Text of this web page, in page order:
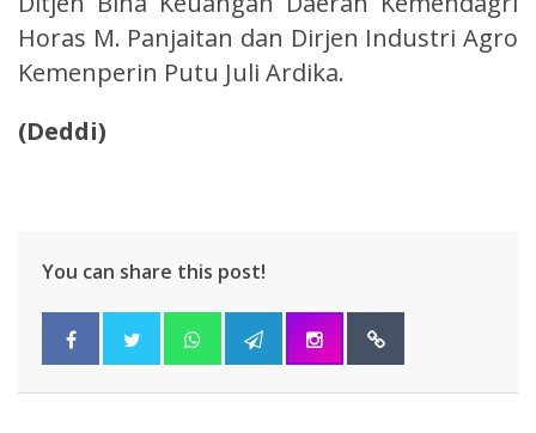
Horas M. Panjaitan dan Dirjen Industri Agro
Kemenperin Putu Juli Ardika.
(Deddi)
You can share this post!